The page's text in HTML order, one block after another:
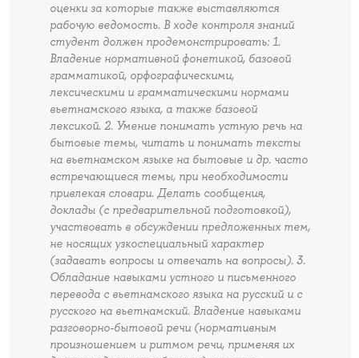
оценки за которые также выставляются
рабочую ведомость. В ходе контроля знаний
студент должен продемонстрировать: 1.
Владение нормативной фонетикой, базовой
грамматикой, орфографическими,
лексическими и грамматическими нормами
вьетнамского языка, а также базовой
лексикой. 2. Умение понимать устную речь на
бытовые темы, читать и понимать тексты
на вьетнамском языке на бытовые и др. часто
встречающиеся темы, при необходимости
привлекая словари. Делать сообщения,
доклады (с предварительной подготовкой),
участвовать в обсуждении предложенных тем,
не носящих узкоспециальный характер
(задавать вопросы и отвечать на вопросы). 3.
Обладание навыками устного и письменного
перевода с вьетнамского языка на русский и с
русского на вьетнамский. Владение навыками
разговорно-бытовой речи (нормативным
произношением и ритмом речи, применяя их